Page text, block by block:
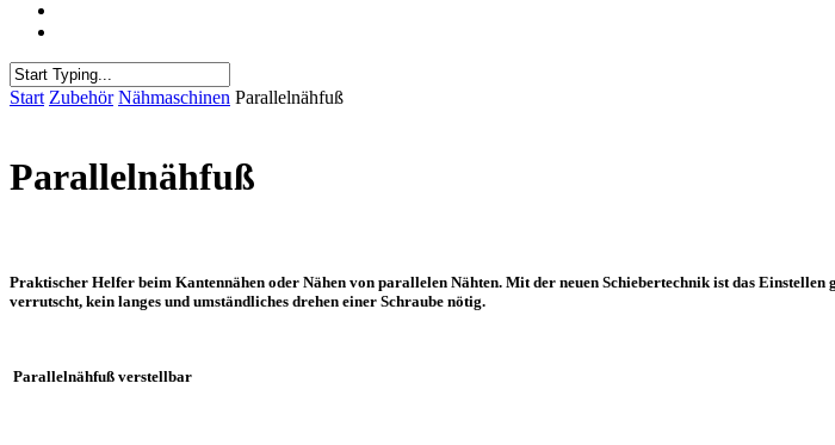
Start Zubehör Nähmaschinen Parallelnähfuß
Parallelnähfuß
Praktischer Helfer beim Kantennähen oder Nähen von parallelen Nähten. Mit der neuen Schiebertechnik ist das
verrutscht, kein langes und umständliches drehen einer Schraube nötig.
Parallelnähfuß verstellbar